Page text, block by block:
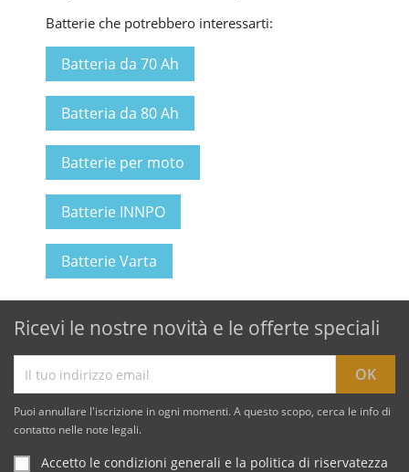
Batterie che potrebbero interessarti:
Batteria da 70 Ah
Batteria da 80 Ah
Batterie per moto
Batterie INNPO
Batterie Varta
Ricevi le nostre novità e le offerte speciali
Puoi annullare l'iscrizione in ogni momenti. A questo scopo, cerca le info di
contatto nelle note legali.
Accetto le condizioni generali e la politica di riservatezza